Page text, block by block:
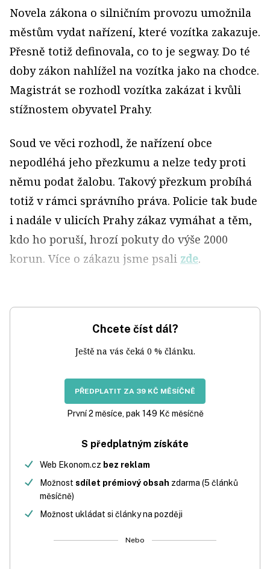
Novela zákona o silničním provozu umožnila
městům vydat nařízení, které vozítka zakazuje.
Přesně totiž definovala, co to je segway. Do té
doby zákon nahlížel na vozítka jako na chodce.
Magistrát se rozhodl vozítka zakázat i kvůli
stížnostem obyvatel Prahy.
Soud ve věci rozhodl, že nařízení obce
nepodléhá jeho přezkumu a nelze tedy proti
němu podat žalobu. Takový přezkum probíhá
totiž v rámci správního práva. Policie tak bude
i nadále v ulicích Prahy zákaz vymáhat a těm,
kdo ho poruší, hrozí pokuty do výše 2000
korun. Více o zákazu jsme psali zde.
Chcete číst dál?
Ještě na vás čeká 0 % článku.
PŘEDPLATIT ZA 39 KČ MĚSÍČNĚ
První 2 měsíce, pak 149 Kč měsíčně
S předplatným získáte
Web Ekonom.cz bez reklam
Možnost sdílet prémiový obsah zdarma (5 článků
měsíčně)
Možnost ukládat si články na později
Nebo